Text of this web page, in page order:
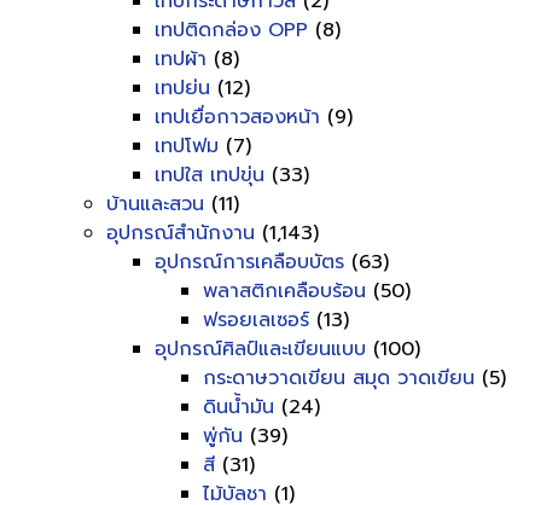
เทปติดกล่อง OPP (8)
เทปผ้า (8)
เทปย่น (12)
เทปเยื่อกาวสองหน้า (9)
เทปโฟม (7)
เทปใส เทปขุ่น (33)
บ้านและสวน (11)
อุปกรณ์สำนักงาน (1,143)
อุปกรณ์การเคลือบบัตร (63)
พลาสติกเคลือบร้อน (50)
ฟรอยเลเซอร์ (13)
อุปกรณ์ศิลป์และเขียนแบบ (100)
กระดาษวาดเขียน สมุด วาดเขียน (5)
ดินน้ำมัน (24)
พู่กัน (39)
สี (31)
ไม้บัลชา (1)